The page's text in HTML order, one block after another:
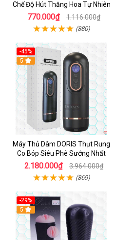
Chế Độ Hút Thăng Hoa Tự Nhiên
770.000₫ 1.116.000₫
(880)
-45%
Hot
5
Máy Thủ Dâm DORIS Thụt Rung
Co Bóp Siêu Phê Sướng Nhất
2.180.000₫ 3.964.000₫
(869)
-29%
5